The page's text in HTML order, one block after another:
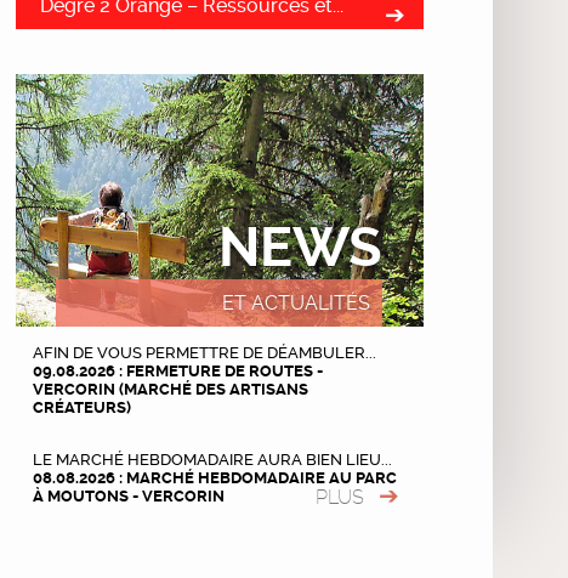
Degré 2 Orange – Ressources et...
NEWS
ET ACTUALITÉS
AFIN DE VOUS PERMETTRE DE DÉAMBULER...
09.08.2026 : FERMETURE DE ROUTES -
VERCORIN (MARCHÉ DES ARTISANS
CRÉATEURS)
LE MARCHÉ HEBDOMADAIRE AURA BIEN LIEU...
08.08.2026 : MARCHÉ HEBDOMADAIRE AU PARC
À MOUTONS - VERCORIN
PLUS